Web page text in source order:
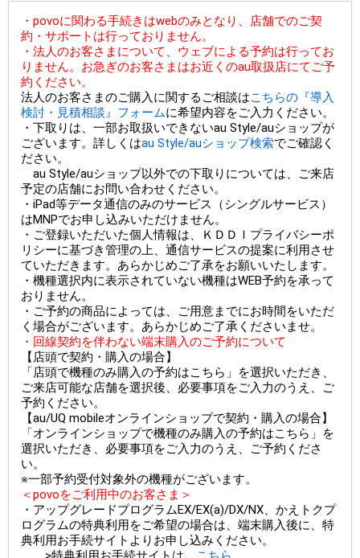
・povoに関わる手続きはwebのみとなり、店舗でのご契
約・サポートは行っておりません。
・法人のお客さまについて、ウェブによる予約は行ってお
りません。お急ぎのお客さまはお近くのau取扱店にてご予
約ください。
法人のお客さまのご購入に関するご相談はこちらの『導入
検討・見積相談』フォームに希望内容をご入力ください。
・下取りは、一部お取扱いできないau Style/auショップが
ございます。詳しくはau Style/auショップ検索でご確認く
ださい。
au Style/auショップ以外での下取りについては、ご来店
予定の店舗にお問い合わせください。
・iPad等データ通信のみのサービス（シングルサービス）
はMNPでお申し込みいただけません。
・ご登録いただいた個人情報は、ＫＤＤＩプライバシーポ
リシーに基づき管理の上、通信サービスの提案に利用させ
ていただきます。あらかじめご了承をお願いいたします。
・機種選択内に表示されていない機種はWEB予約を承って
おりません。
・ご予約の商品によっては、ご用意までにお時間をいただ
く場合がございます。あらかじめご了承くださいませ。
・回線契約を伴わない端末購入のご予約について
【店頭で契約・購入の場合】
「店頭で機種のみ購入の予約はこちら」を選択いただき、
ご来店可能な店舗を選択後、必要事項をご入力のうえ、ご
予約ください。
【au/UQ mobileオンラインショップで契約・購入の場合】
「オンラインショップで機種のみ購入の予約はこちら」を
選択いただき、必要事項をご入力のうえ、ご予約くださ
い。
※一部予約受付対象外の機種がございます。
＜povoをご利用中のお客さま＞
・アップグレードプログラムEX/EX(a)/DX/NX、かえトクプ
ログラムの特典利用をご希望の場合は、端末購入後に、特
典利用お手続サイトよりお申し込みください。